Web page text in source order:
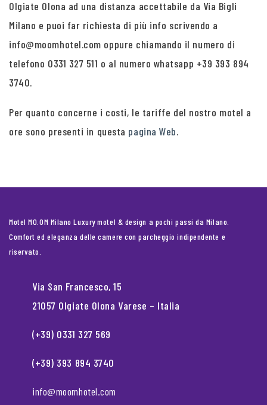
Olgiate Olona ad una distanza accettabile da Via Bigli
Milano e puoi far richiesta di più info scrivendo a
info@moomhotel.com oppure chiamando il numero di
telefono 0331 327 511 o al numero whatsapp +39 393 894
3740.
Per quanto concerne i costi, le tariffe del nostro motel a
ore sono presenti in questa pagina Web.
Motel MO.OM Milano Luxury motel & design a pochi passi da Milano.
Comfort ed eleganza delle camere con parcheggio indipendente e
riservato.
Via San Francesco, 15
21057 Olgiate Olona Varese – Italia
(+39) 0331 327 569
(+39) 393 894 3740
info@moomhotel.com